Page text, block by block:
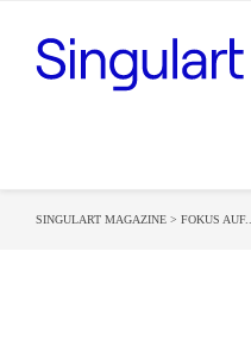
SINGULART MAGAZINE > FOKUS AUF...